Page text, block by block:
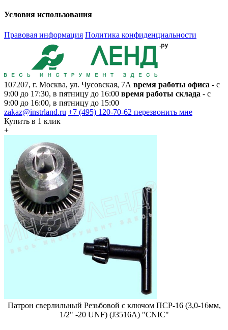
Условия использования
Правовая информация Политика конфиденциальности
107207, г. Москва, ул. Чусовская, 7А время работы офиса - с
9:00 до 17:30, в пятницу до 16:00 время работы склада - с
9:00 до 16:00, в пятницу до 15:00
zakaz@instrland.ru +7 (495) 120-70-62 перезвонить мне
Купить в 1 клик
+
Патрон сверлильный Резьбовой с ключом ПСР-16 (3,0-16мм,
1/2" -20 UNF) (J3516A) "CNIC"